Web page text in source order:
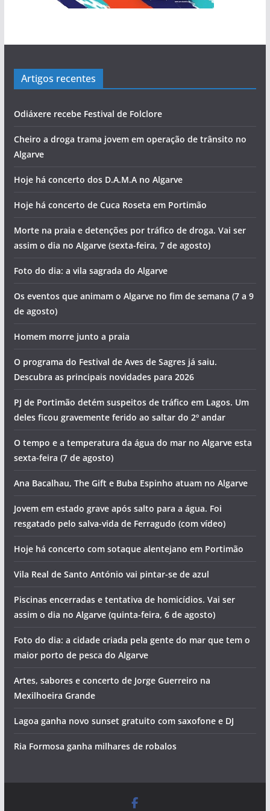
Artigos recentes
Odiáxere recebe Festival de Folclore
Cheiro a droga trama jovem em operação de trânsito no
Algarve
Hoje há concerto dos D.A.M.A no Algarve
Hoje há concerto de Cuca Roseta em Portimão
Morte na praia e detenções por tráfico de droga. Vai ser
assim o dia no Algarve (sexta-feira, 7 de agosto)
Foto do dia: a vila sagrada do Algarve
Os eventos que animam o Algarve no fim de semana (7 a 9
de agosto)
Homem morre junto a praia
O programa do Festival de Aves de Sagres já saiu.
Descubra as principais novidades para 2026
PJ de Portimão detém suspeitos de tráfico em Lagos. Um
deles ficou gravemente ferido ao saltar do 2º andar
O tempo e a temperatura da água do mar no Algarve esta
sexta-feira (7 de agosto)
Ana Bacalhau, The Gift e Buba Espinho atuam no Algarve
Jovem em estado grave após salto para a água. Foi
resgatado pelo salva-vida de Ferragudo (com vídeo)
Hoje há concerto com sotaque alentejano em Portimão
Vila Real de Santo António vai pintar-se de azul
Piscinas encerradas e tentativa de homicídios. Vai ser
assim o dia no Algarve (quinta-feira, 6 de agosto)
Foto do dia: a cidade criada pela gente do mar que tem o
maior porto de pesca do Algarve
Artes, sabores e concerto de Jorge Guerreiro na
Mexilhoeira Grande
Lagoa ganha novo sunset gratuito com saxofone e DJ
Ria Formosa ganha milhares de robalos